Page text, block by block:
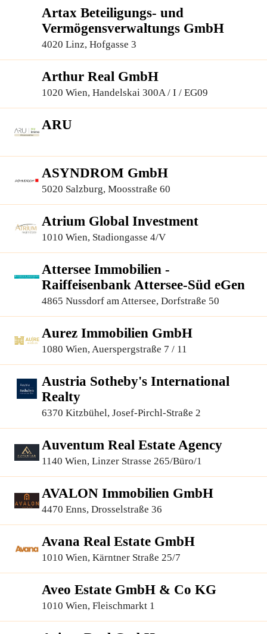
Artax Beteiligungs- und
Vermögensverwaltungs GmbH
4020 Linz, Hofgasse 3
Arthur Real GmbH
1020 Wien, Handelskai 300A / I / EG09
ARU
ASYNDROM GmbH
5020 Salzburg, Moosstraße 60
Atrium Global Investment
1010 Wien, Stadiongasse 4/V
Attersee Immobilien -
Raiffeisenbank Attersee-Süd eGen
4865 Nussdorf am Attersee, Dorfstraße 50
Aurez Immobilien GmbH
1080 Wien, Auerspergstraße 7 / 11
Austria Sotheby's International
Realty
6370 Kitzbühel, Josef-Pirchl-Straße 2
Auventum Real Estate Agency
1140 Wien, Linzer Strasse 265/Büro/1
AVALON Immobilien GmbH
4470 Enns, Drosselstraße 36
Avana Real Estate GmbH
1010 Wien, Kärntner Straße 25/7
Aveo Estate GmbH & Co KG
1010 Wien, Fleischmarkt 1